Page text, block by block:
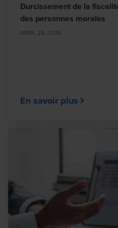
Durcissement de la
des personnes morales
APRIL 28, 2026
En savoir plus